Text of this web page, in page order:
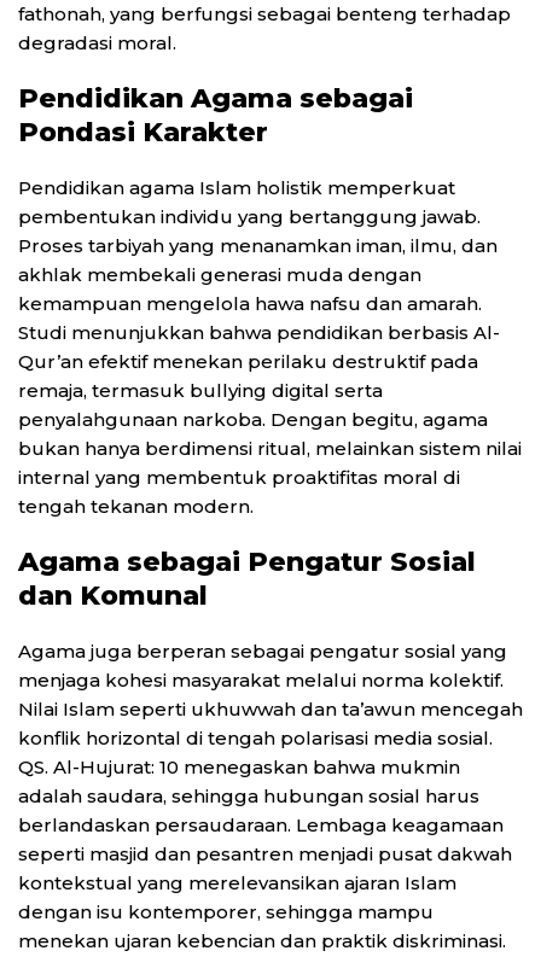
fathonah, yang berfungsi sebagai benteng terhadap
degradasi moral.
Pendidikan Agama sebagai
Pondasi Karakter
Pendidikan agama Islam holistik memperkuat
pembentukan individu yang bertanggung jawab.
Proses tarbiyah yang menanamkan iman, ilmu, dan
akhlak membekali generasi muda dengan
kemampuan mengelola hawa nafsu dan amarah.
Studi menunjukkan bahwa pendidikan berbasis Al-
Qur’an efektif menekan perilaku destruktif pada
remaja, termasuk bullying digital serta
penyalahgunaan narkoba. Dengan begitu, agama
bukan hanya berdimensi ritual, melainkan sistem nilai
internal yang membentuk proaktifitas moral di
tengah tekanan modern.
Agama sebagai Pengatur Sosial
dan Komunal
Agama juga berperan sebagai pengatur sosial yang
menjaga kohesi masyarakat melalui norma kolektif.
Nilai Islam seperti ukhuwwah dan ta’awun mencegah
konflik horizontal di tengah polarisasi media sosial.
QS. Al-Hujurat: 10 menegaskan bahwa mukmin
adalah saudara, sehingga hubungan sosial harus
berlandaskan persaudaraan. Lembaga keagamaan
seperti masjid dan pesantren menjadi pusat dakwah
kontekstual yang merelevansikan ajaran Islam
dengan isu kontemporer, sehingga mampu
menekan ujaran kebencian dan praktik diskriminasi.